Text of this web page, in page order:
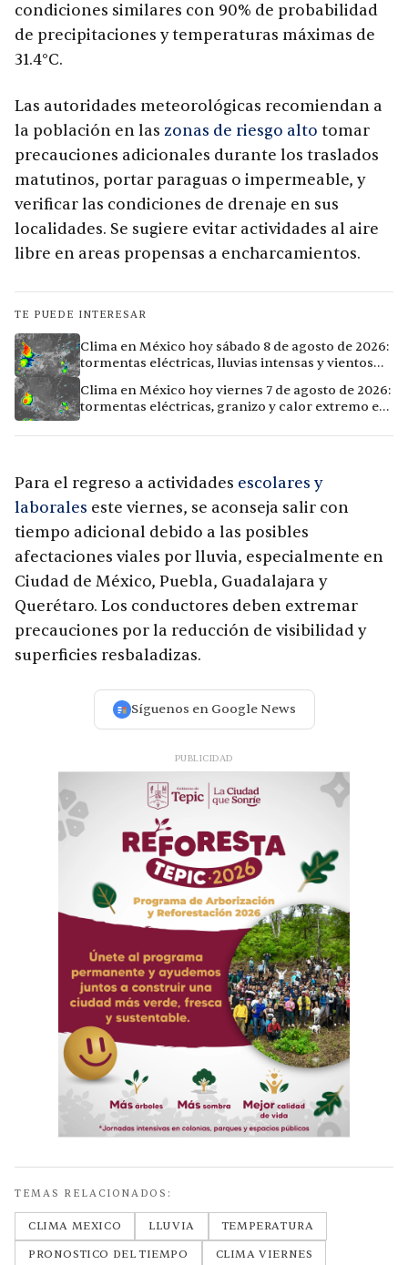
condiciones similares con 90% de probabilidad
de precipitaciones y temperaturas máximas de
31.4°C.
Las autoridades meteorológicas recomiendan a
la población en las zonas de riesgo alto tomar
precauciones adicionales durante los traslados
matutinos, portar paraguas o impermeable, y
verificar las condiciones de drenaje en sus
localidades. Se sugiere evitar actividades al aire
libre en areas propensas a encharcamientos.
TE PUEDE INTERESAR
Clima en México hoy sábado 8 de agosto de 2026:
tormentas eléctricas, lluvias intensas y vientos
Clima en México hoy viernes 7 de agosto de 2026:
tormentas eléctricas, granizo y calor extremo en
Para el regreso a actividades escolares y
laborales este viernes, se aconseja salir con
tiempo adicional debido a las posibles
afectaciones viales por lluvia, especialmente en
Ciudad de México, Puebla, Guadalajara y
Querétaro. Los conductores deben extremar
precauciones por la reducción de visibilidad y
superficies resbaladizas.
Síguenos en Google News
PUBLICIDAD
TEMAS RELACIONADOS:
CLIMA MEXICO LLUVIA
TEMPERATURA
PRONOSTICO DEL TIEMPO
CLIMA VIERNES